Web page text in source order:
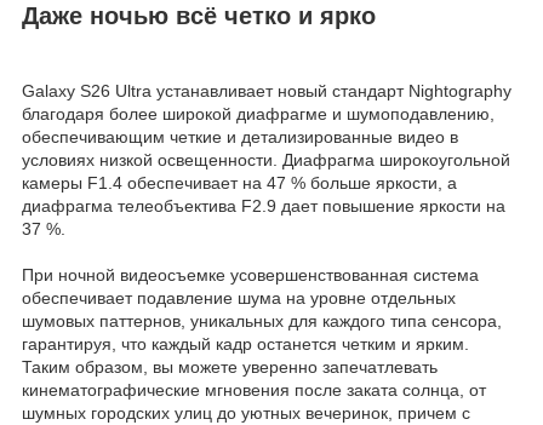
Даже ночью всё четко и ярко
Galaxy S26 Ultra устанавливает новый стандарт Nightography
благодаря более широкой диафрагме и шумоподавлению,
обеспечивающим четкие и детализированные видео в
условиях низкой освещенности. Диафрагма широкоугольной
камеры F1.4 обеспечивает на 47 % больше яркости, а
диафрагма телеобъектива F2.9 дает повышение яркости на
37 %.
При ночной видеосъемке усовершенствованная система
обеспечивает подавление шума на уровне отдельных
шумовых паттернов, уникальных для каждого типа сенсора,
гарантируя, что каждый кадр останется четким и ярким.
Таким образом, вы можете уверенно запечатлевать
кинематографические мгновения после заката солнца, от
шумных городских улиц до уютных вечеринок, причем с